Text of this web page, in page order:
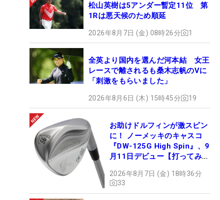
松山英樹は5アンダー暫定11位 第
1Rは悪天候のため順延
2026年8月7日 (金) 08時26分 1
全英より国内を選んだ河本結 女王
レースで離されるも桑木志帆のVに
「刺激をもらいました」
2026年8月6日 (木) 15時45分 19
お助けドルフィンが激スピン
に！ ノーメッキのキャスコ
『DW-125G High Spin』、9
月11日デビュー【打ってみ
2026年8月7日 (金) 18時36分
33